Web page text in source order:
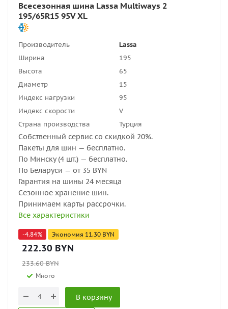
Всесезонная шина Lassa Multiways 2
195/65R15 95V XL
Производитель
Lassa
Ширина
195
Высота
65
Диаметр
15
Индекс нагрузки
95
Индекс скорости
V
Страна производства
Турция
Собственный сервис со скидкой 20%.
Пакеты для шин — бесплатно.
По Минску (4 шт.) — бесплатно.
По Беларуси — от 35 BYN
Гарантия на шины 24 месяца
Сезонное хранение шин.
Принимаем карты рассрочки.
Все характеристики
-4.84% Экономия 11.30 BYN
222.30 BYN
233.60BYN
Много
В корзину